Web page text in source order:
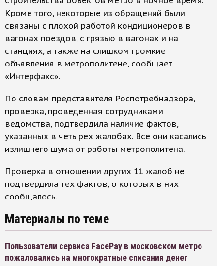
Кроме того, некоторые из обращений были
связаны с плохой работой кондиционеров в
вагонах поездов, с грязью в вагонах и на
станциях, а также на слишком громкие
объявления в метрополитене, сообщает
«Интерфакс».
По словам представителя Роспотребнадзора,
проверка, проведенная сотрудниками
ведомства, подтвердила наличие фактов,
указанных в четырех жалобах. Все они касались
излишнего шума от работы метрополитена.
Проверка в отношении других 11 жалоб не
подтвердила тех фактов, о которых в них
сообщалось.
Материалы по теме
Пользователи сервиса FacePay в московском метро
пожаловались на многократные списания денег